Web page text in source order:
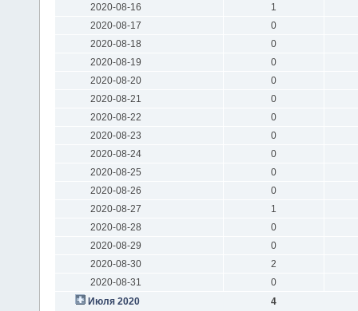
2020-08-16
1
2020-08-17
0
2020-08-18
0
2020-08-19
0
2020-08-20
0
2020-08-21
0
2020-08-22
0
2020-08-23
0
2020-08-24
0
2020-08-25
0
2020-08-26
0
2020-08-27
1
2020-08-28
0
2020-08-29
0
2020-08-30
2
2020-08-31
0
Июля 2020
4